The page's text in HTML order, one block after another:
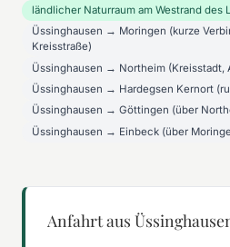
ländlicher Naturraum am Westrand des
Üssinghausen → Moringen (kurze
Kreisstraße)
Üssinghausen → Northeim (Kreisstadt,
Üssinghausen → Hardegsen Kernort
Üssinghausen → Göttingen (über
Üssinghausen → Einbeck (über
Anfahrt aus